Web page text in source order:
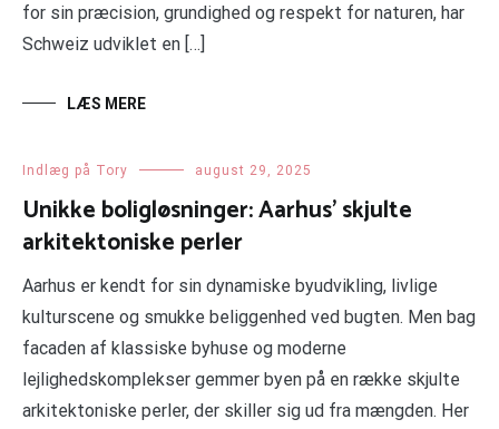
for sin præcision, grundighed og respekt for naturen, har
Schweiz udviklet en […]
LÆS MERE
Indlæg på Tory august 29, 2025
Unikke boligløsninger: Aarhus’ skjulte
arkitektoniske perler
Aarhus er kendt for sin dynamiske byudvikling, livlige
kulturscene og smukke beliggenhed ved bugten. Men bag
facaden af klassiske byhuse og moderne
lejlighedskomplekser gemmer byen på en række skjulte
arkitektoniske perler, der skiller sig ud fra mængden. Her